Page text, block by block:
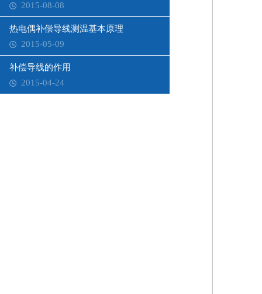
2015-08-08
热电偶补偿导线测温基本原理
2015-05-09
补偿导线的作用
2015-04-24